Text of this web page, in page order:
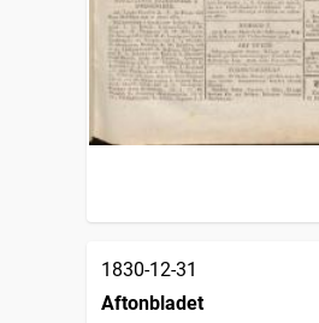
1830-12-31
Aftonbladet